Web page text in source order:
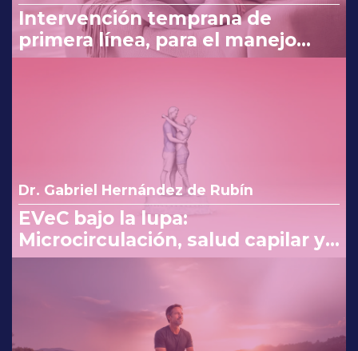
Intervención temprana de
primera línea, para el manejo
eficaz en náuseas y vómito del
Dr. Gabriel Hernández de Rubín
EVeC bajo la lupa:
Microcirculación, salud capilar y
costo beneficio en la consulta